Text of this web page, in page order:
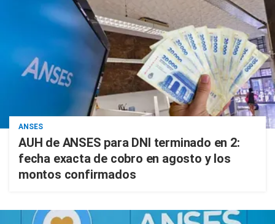
ANSES
AUH de ANSES para DNI terminado en 2:
fecha exacta de cobro en agosto y los
montos confirmados